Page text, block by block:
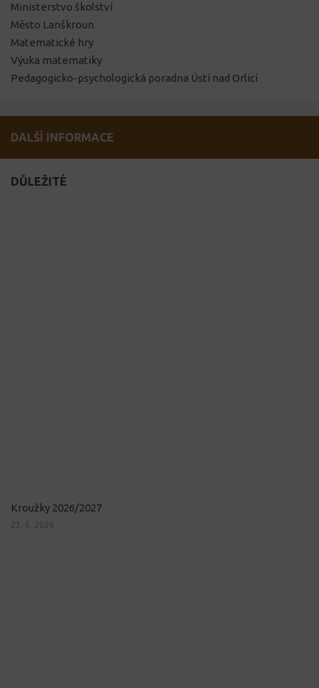
Ministerstvo školství
Město Lanškroun
Matematické hry
Výuka matematiky
Pedagogicko-psychologická poradna Ústí nad Orlicí
DALŠÍ INFORMACE
DŮLEŽITÉ
Kroužky 2026/2027
23. 6. 2026